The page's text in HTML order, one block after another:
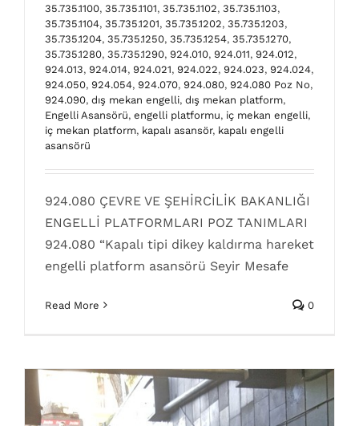
35.735.1100, 35.735.1101, 35.735.1102, 35.735.1103,
35.735.1104, 35.735.1201, 35.735.1202, 35.735.1203,
35.735.1204, 35.735.1250, 35.735.1254, 35.735.1270,
35.735.1280, 35.735.1290, 924.010, 924.011, 924.012,
924.013, 924.014, 924.021, 924.022, 924.023, 924.024,
924.050, 924.054, 924.070, 924.080, 924.080 Poz No,
924.090, dış mekan engelli, dış mekan platform,
Engelli Asansörü, engelli platformu, iç mekan engelli,
iç mekan platform, kapalı asansör, kapalı engelli
asansörü
924.080 ÇEVRE VE ŞEHİRCİLİK BAKANLIĞI
ENGELLİ PLATFORMLARI POZ TANIMLARI
924.080 “Kapalı tipi dikey kaldırma hareket
engelli platform asansörü Seyir Mesafe
Read More 0
poz numaraları
Poz No Poz numaraları